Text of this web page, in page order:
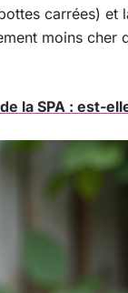
carrées) et
moins cher
la SPA : est-